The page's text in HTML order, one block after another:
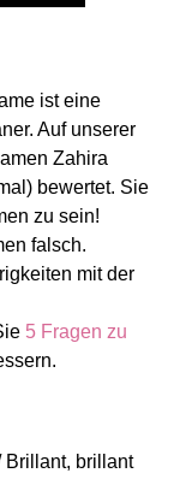
ist eine
Auf unserer
Zahira
bewertet. Sie
zu sein!
falsch.
mit der
5 Fragen zu
Brillant, brillant